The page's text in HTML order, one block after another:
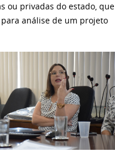
ou privadas do estado, que
análise de um projeto